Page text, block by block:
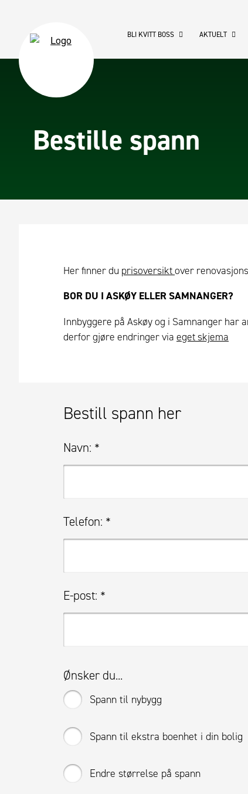
BLI KVITT BOSS AKTUELT
Bestille spann
Her finner du prisoversiktover
BOR DU I ASKØY ELLER SAMNANGER?
Innbyggere på Askøy og i Samnanger har
derfor gjøre endringer via eget skjema
Bestill spann her
Navn: *
Telefon: *
E-post: *
Ønsker du...
Spann til nybygg
Spann til ekstra boenhet i din bolig
Endre størrelse på spann